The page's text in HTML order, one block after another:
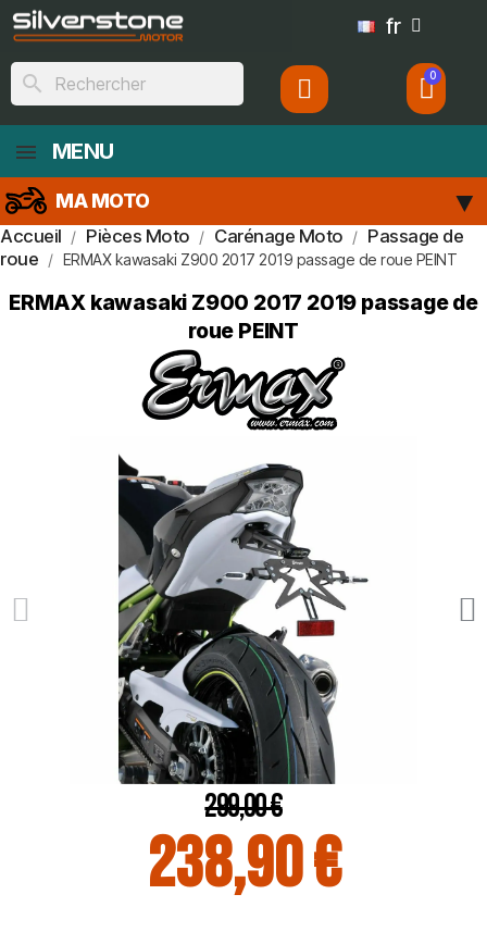
fr
search
MENU
MA MOTO
Accueil Pièces Moto Carénage Moto
Passage de
roue
ERMAX kawasaki Z900 2017 2019 passage de roue PEINT
ERMAX kawasaki Z900 2017 2019 passage de
roue PEINT
299,00 €
238,90 €